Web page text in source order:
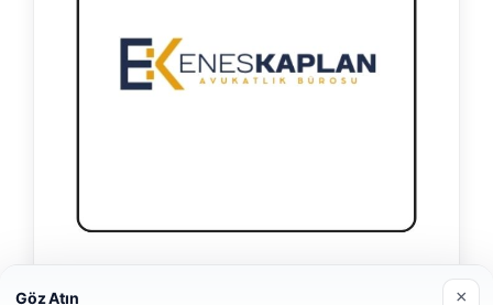
Göz Atın ×